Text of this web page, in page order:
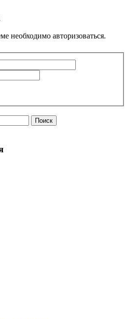
необходимо авторизоваться.